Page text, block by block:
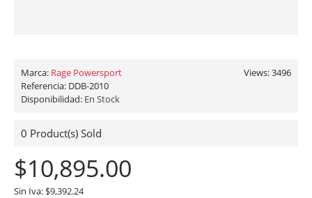
Views: 3496
Marca: Rage Powersport
Referencia: DDB-2010
Disponibilidad: En Stock
0 Product(s) Sold
$10,895.00
Sin Iva: $9,392.24